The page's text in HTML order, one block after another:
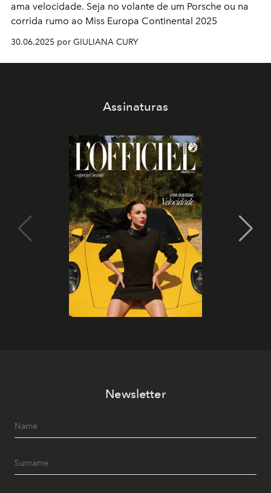
ama velocidade. Seja no volante de um Porsche ou na
corrida rumo ao Miss Europa Continental 2025
30.06.2025 por GIULIANA CURY
Assinaturas
Newsletter